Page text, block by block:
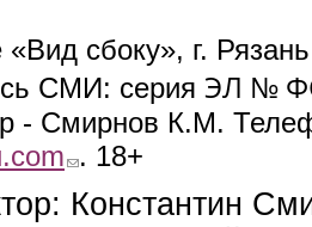
«Вид сбоку», г.
СМИ: серия ЭЛ №
- Смирнов К.М.
(link sends e-mail)
. 18+
Константин